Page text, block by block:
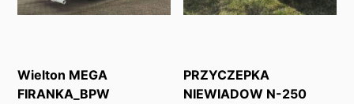
Wielton MEGA
FIRANKA_BPW
PRZYCZEPKA
NIEWIADOW N-250